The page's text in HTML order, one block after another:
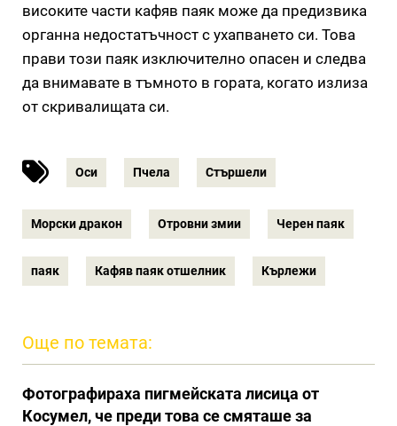
високите части кафяв паяк може да предизвика
органна недостатъчност с ухапването си. Това
прави този паяк изключително опасен и следва
да внимавате в тъмното в гората, когато излиза
от скривалищата си.
Оси Пчела Стършели
Морски дракон Отровни змии Черен паяк
паяк Кафяв паяк отшелник Кърлежи
Още по темата:
Фотографираха пигмейската лисица от
Косумел, че преди това се смяташе за